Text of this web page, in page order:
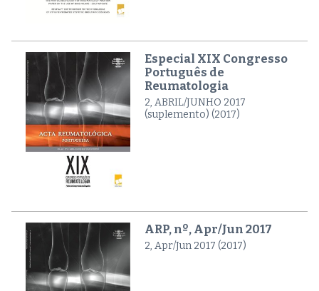
Especial XIX Congresso
Português de
Reumatologia
2, ABRIL/JUNHO 2017
(suplemento) (2017)
ARP, nº, Apr/Jun 2017
2, Apr/Jun 2017 (2017)